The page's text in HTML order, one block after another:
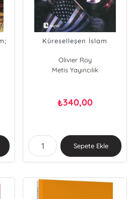
Küreselleşen İslam
Olivier Roy
Metis Yayıncılık
₺340,00
Sepete Ekle